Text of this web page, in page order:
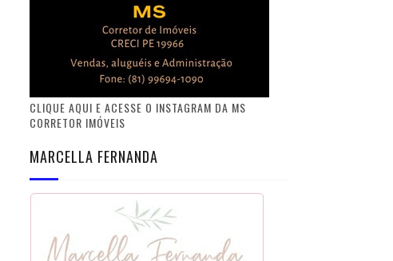
CLIQUE AQUI E ACESSE O INSTAGRAM DA MS
CORRETOR IMÓVEIS
MARCELLA FERNANDA